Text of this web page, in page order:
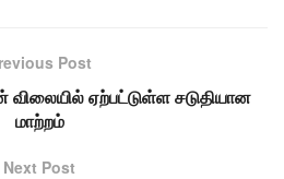
Post
ஏற்பட்டுள்ள சடுதியான
மாற்றம்
Next Post